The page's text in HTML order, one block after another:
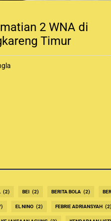
2 WNA di
Timur
(2) BEI (2) BERITA BOLA (2)
EL NINO (2) FEBRIE ADRIANSYAH (2)